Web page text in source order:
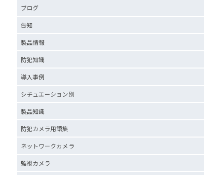
ブログ
告知
製品情報
防犯知識
導入事例
シチュエーション別
製品知識
防犯カメラ用語集
ネットワークカメラ
監視カメラ